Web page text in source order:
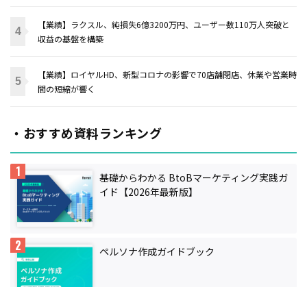
【業績】ラクスル、純損失6億3200万円、ユーザー数110万人突破と
収益の基盤を構築
【業績】ロイヤルHD、新型コロナの影響で70店舗閉店、休業や営業時
間の短縮が響く
・おすすめ資料ランキング
基礎からわかる BtoBマーケティング実践ガ
イド【2026年最新版】
ペルソナ作成ガイドブック